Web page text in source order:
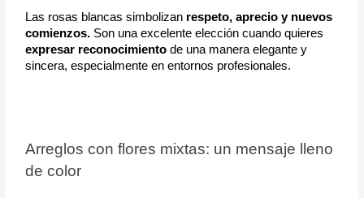
Las rosas blancas simbolizan respeto, aprecio y nuevos
comienzos.
expresar reconocimiento de una manera elegante y
sincera, especialmente en entornos profesionales.
Arreglos con flores mixtas: un mensaje lleno
de color